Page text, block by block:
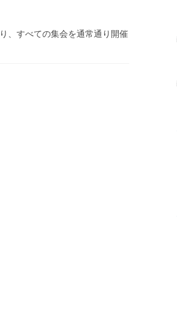
、すべての集会を通常通り開催